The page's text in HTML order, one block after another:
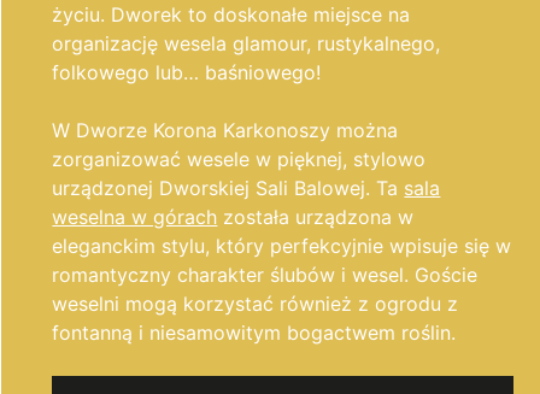
życiu. Dworek to doskonałe miejsce na
organizację wesela glamour, rustykalnego,
folkowego lub… baśniowego!
W Dworze Korona Karkonoszy można
zorganizować wesele w pięknej, stylowo
urządzonej Dworskiej Sali Balowej. Ta sala
weselna w górach została urządzona w
eleganckim stylu, który perfekcyjnie wpisuje się w
romantyczny charakter ślubów i wesel. Goście
weselni mogą korzystać również z ogrodu z
fontanną i niesamowitym bogactwem roślin.